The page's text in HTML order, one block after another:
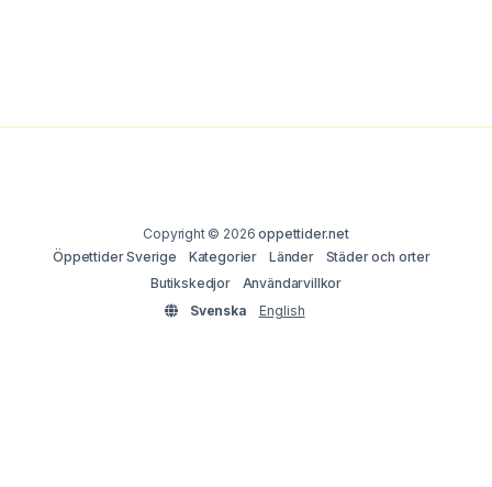
Copyright © 2026oppettider.net
Öppettider Sverige
Kategorier Länder
Städer och orter
Butikskedjor
Användarvillkor
Svenska
English